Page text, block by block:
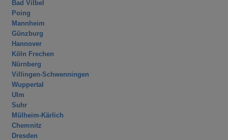
Bad Vilbel
Poing
Mannheim
Günzburg
Hannover
Köln Frechen
Nürnberg
Villingen-Schwenningen
Wuppertal
Ulm
Suhr
Mülheim-Kärlich
Chemnitz
Dresden